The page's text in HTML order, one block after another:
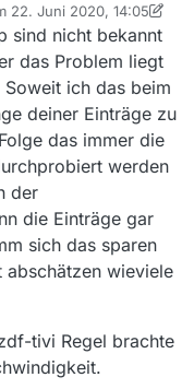
überflogen und da
Länge drin.
Tipp geben? Was
Strings gemeint, bspw.
der welt.
von
22. Juni 2020, 14:05
von DerReisende77
sind nicht bekannt
das Problem liegt
ich das beim
deiner Einträge zu
das immer die
werden
der
die Einträge gar
sich das sparen
abschätzen wieviele
tivi Regel brachte